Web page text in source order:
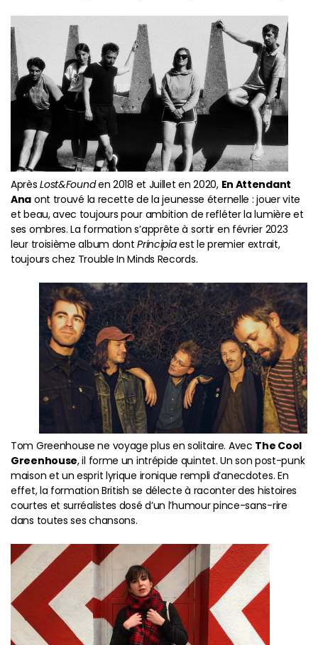
AprèsLost&Founden 2018 et Juillet en 2020, En Attendant
Ana ont trouvé la recette de la jeunesse éternelle : jouer vite
et beau, avec toujours pour ambition de refléter la lumière et
ses ombres. La formation s’apprête à sortir en février 2023
leur troisième album dontPrincipiaest le premier extrait,
toujours chez Trouble In Minds Records.
Tom Greenhouse ne voyage plus en solitaire. Avec The Cool
Greenhouse, il forme un intrépide quintet. Un son post-punk
maison et un esprit lyrique ironique rempli d’anecdotes. En
effet, la formation British se délecte à raconter des histoires
courtes et surréalistes dosé d’un l’humour pince-sans-rire
dans toutes ses chansons.